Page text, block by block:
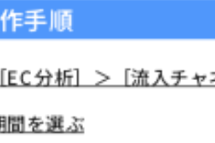
手順
EC 分析］＞［流入チ
間を選ぶ